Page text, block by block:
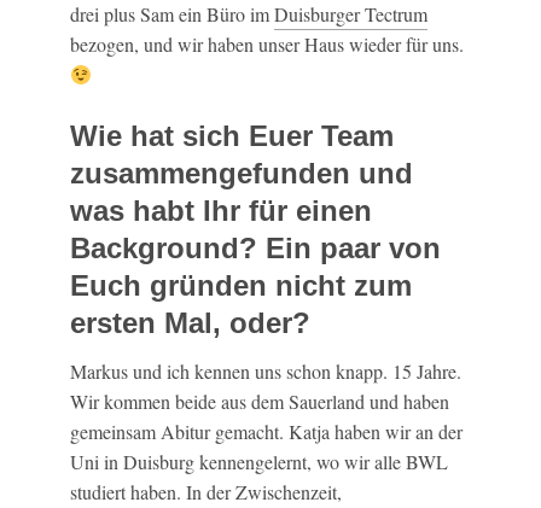
drei plus Sam ein Büro imDuisburger Tectrum
bezogen, und wir haben unser Haus wieder für uns.
Wie hat sich Euer Team
zusammengefunden und
was habt Ihr für einen
Background? Ein paar von
Euch gründen nicht zum
ersten Mal, oder?
Markus und ich kennen uns schon knapp. 15 Jahre.
Wir kommen beide aus dem Sauerland und haben
gemeinsam Abitur gemacht. Katja haben wir an der
Uni in Duisburg kennengelernt, wo wir alle BWL
studiert haben. In der Zwischenzeit,